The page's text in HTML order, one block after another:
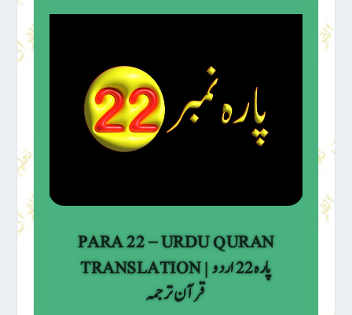
PARA 22 – URDU QURAN
TRANSLATION | پارہ 22 اردو
قرآن ترجمہ